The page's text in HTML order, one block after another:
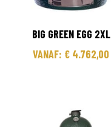
BIG GREEN EGG 2XL
VANAF: € 4.762,00